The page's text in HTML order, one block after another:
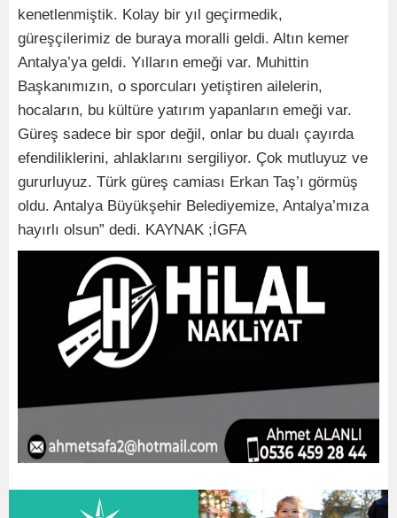
kenetlenmiştik. Kolay bir yıl geçirmedik,
güreşçilerimiz de buraya moralli geldi. Altın kemer
Antalya’ya geldi. Yılların emeği var. Muhittin
Başkanımızın, o sporcuları yetiştiren ailelerin,
hocaların, bu kültüre yatırım yapanların emeği var.
Güreş sadece bir spor değil, onlar bu dualı çayırda
efendiliklerini, ahlaklarını sergiliyor. Çok mutluyuz ve
gururluyuz. Türk güreş camiası Erkan Taş’ı görmüş
oldu. Antalya Büyükşehir Belediyemize, Antalya’mıza
hayırlı olsun” dedi. KAYNAK ;İGFA